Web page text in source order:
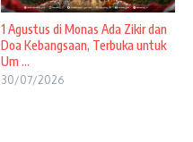
1 Agustus di Monas Ada Zikir dan
Doa Kebangsaan, Terbuka untuk
Um ...
30/07/2026